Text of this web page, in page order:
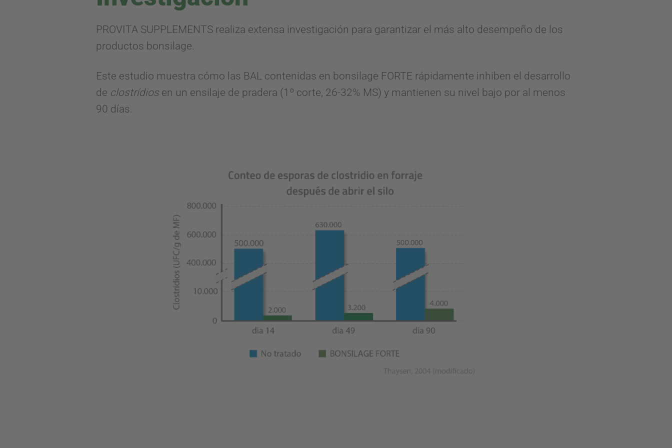
PROVITA SUPPLEMENTS realiza extensa investigación para garantizar el más alto desempeño de los
productos bonsilage.
Este estudio muestra cómo las BAL contenidas en bonsilage FORTE rápidamente inhiben el desarrollo
de clostrídios en un ensilaje de pradera (1º corte, 26-32% MS) y mantienen su nivel bajo por al menos
90 días.